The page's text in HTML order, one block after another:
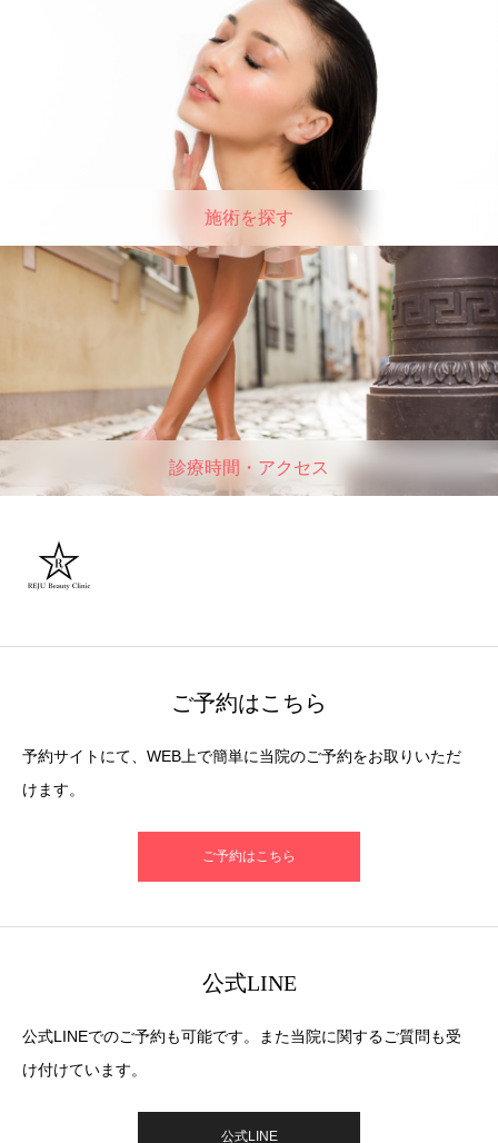
施術を探す
診療時間・アクセス
ご予約はこちら
予約サイトにて、WEB上で簡単に当院のご予約をお取りいただ
けます。
ご予約はこちら
公式LINE
公式LINEでのご予約も可能です。また当院に関するご質問も受
け付けています。
公式LINE